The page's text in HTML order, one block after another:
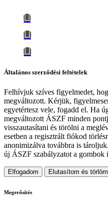
Általános szerződési feltételek
Felhívjuk szíves figyelmedet,
megváltozott. Kérjük,
egyetértesz vele, fogadd el. Ha
megváltozott ÁSZF minden
visszautasítani és törölni a
esetben a regisztrált fiókod
anonimizálva továbbra is tároljuk.
új ÁSZF szabályzatot a gombok
Elfogadom Elutasítom és
Megerősítés